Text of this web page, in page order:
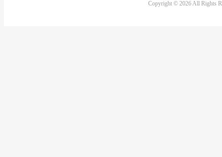
Copyright © 2026 All Rights